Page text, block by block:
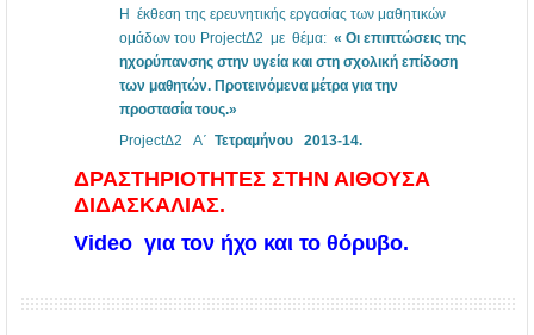
Η έκθεση της ερευνητικής εργασίας των μαθητικών
ομάδων του ProjectΔ2 με θέμα:« Οι επιπτώσεις της
ηχορύπανσης στην υγεία και στη σχολική επίδοση
των μαθητών. Προτεινόμενα μέτρα για την
προστασία τους.»
ProjectΔ2 Α΄ Τετραμήνου 2013-14.
ΔΡΑΣΤΗΡΙΟΤΗΤΕΣ ΣΤΗΝ ΑΙΘΟΥΣΑ
ΔΙΔΑΣΚΑΛΙΑΣ.
Video για τον ήχο και το θόρυβο.